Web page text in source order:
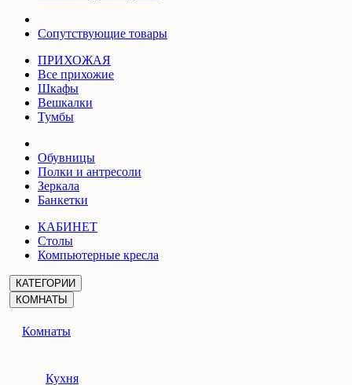
Сопутствующие товары
ПРИХОЖАЯ
Все прихожие
Шкафы
Вешкалки
Тумбы
Обувницы
Полки и антресоли
Зеркала
Банкетки
КАБИНЕТ
Столы
Компьютерные кресла
КАТЕГОРИИ
КОМНАТЫ
Комнаты
Кухня